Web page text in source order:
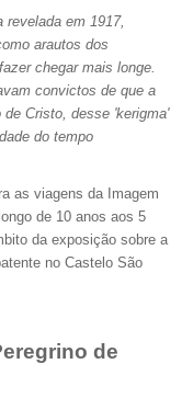
revelada em 1917,
arautos dos
chegar mais longe.
convictos de que a
Cristo, desse 'kerigma'
do tempo
as viagens da Imagem
de 10 anos aos 5
da exposição sobre a
no Castelo São
de